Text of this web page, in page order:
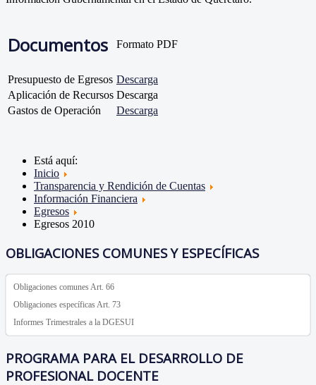
Documentos Formato PDF
Presupuesto de Egresos Descarga
Aplicación de Recursos Descarga
Gastos de Operación
Descarga
Está aquí:
Inicio
Transparencia y Rendición de Cuentas
Información Financiera
Egresos
Egresos 2010
OBLIGACIONES COMUNES Y ESPECÍFICAS
Obligaciones comunes Art. 66
Obligaciones específicas Art. 73
Informes Trimestrales a la DGESUI
PROGRAMA PARA EL DESARROLLO DE
PROFESIONAL DOCENTE